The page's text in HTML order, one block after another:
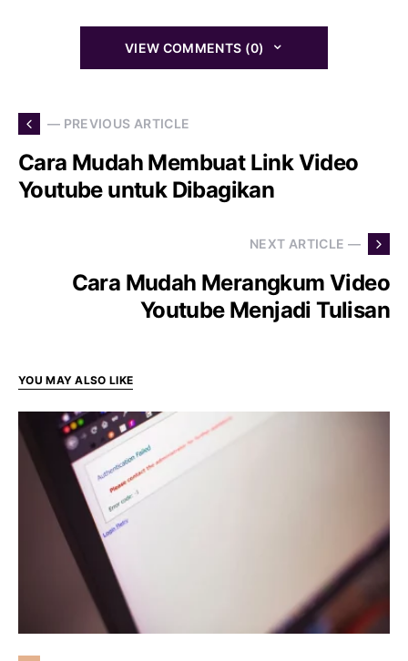
VIEW COMMENTS (0)
— PREVIOUS ARTICLE
Cara Mudah Membuat Link Video
Youtube untuk Dibagikan
NEXT ARTICLE —
Cara Mudah Merangkum Video
Youtube Menjadi Tulisan
YOU MAY ALSO LIKE